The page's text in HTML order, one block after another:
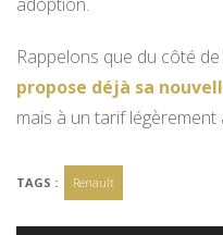
Rappelons que du côté
propose déjà sa
mais à un tarif
TAGS : Renault